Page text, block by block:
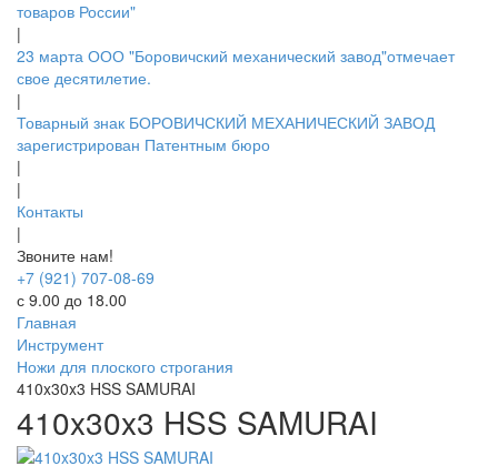
товаров России"
|
23 марта ООО "Боровичский механический завод"отмечает
свое десятилетие.
|
Товарный знак БОРОВИЧСКИЙ МЕХАНИЧЕСКИЙ ЗАВОД
зарегистрирован Патентным бюро
|
|
Контакты
|
Звоните нам!
+7 (921) 707-08-69
с 9.00 до 18.00
Главная
Инструмент
Ножи для плоского строгания
410x30x3 HSS SAMURAI
410x30x3 HSS SAMURAI